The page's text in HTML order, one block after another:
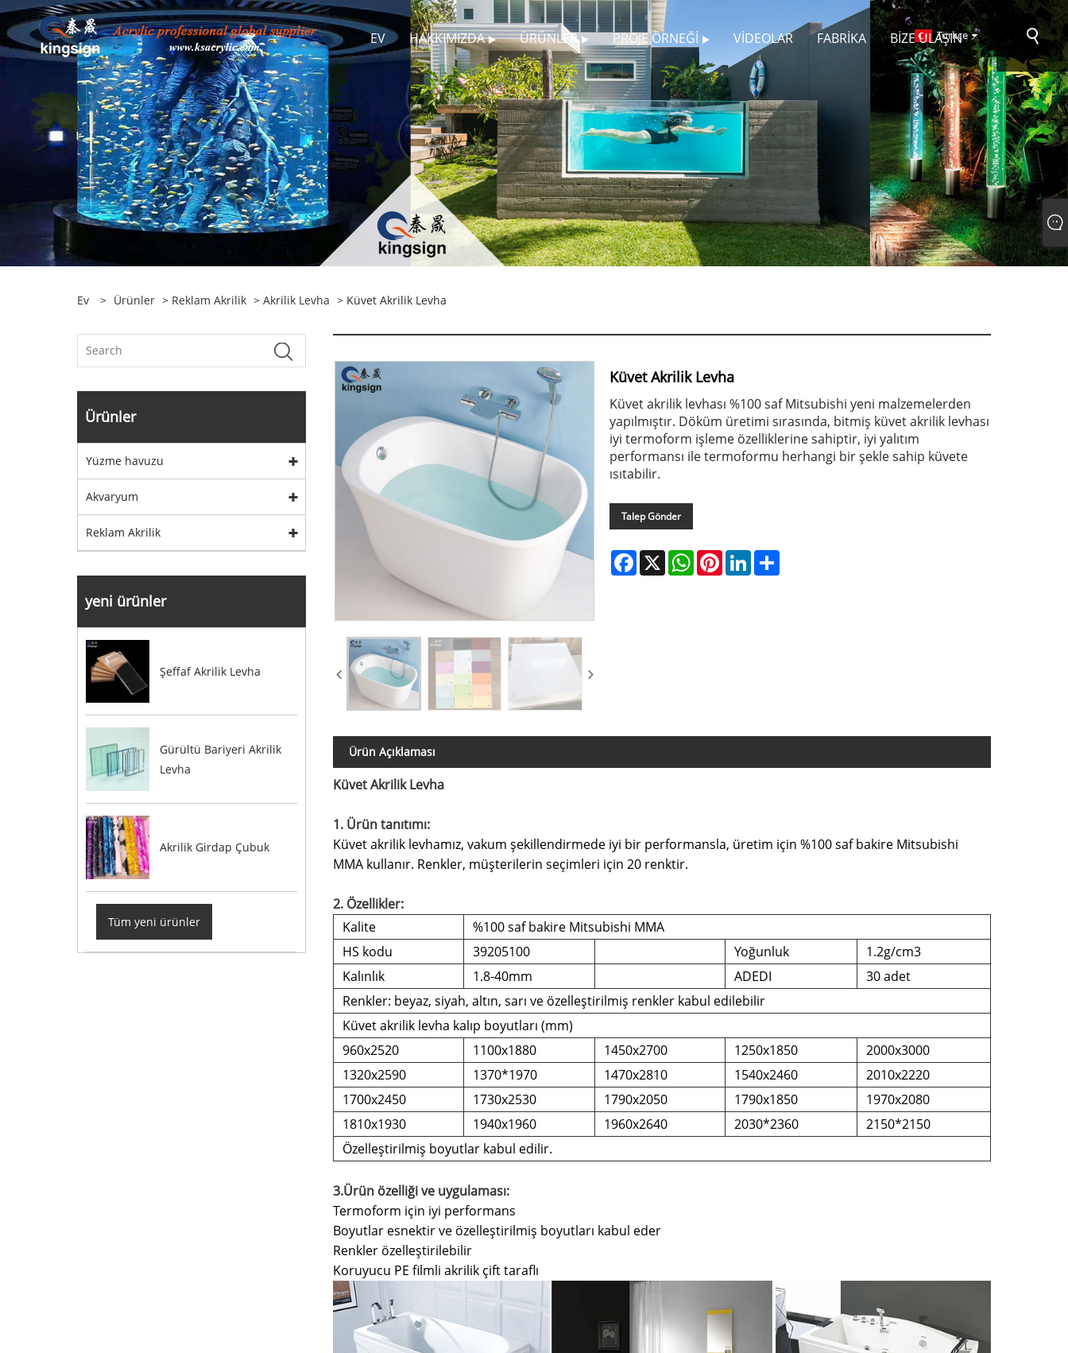
EV HAKKIMIZDA ÜRÜNLER PROJE ÖRNEĞI VIDEOLAR FABRIKA BIZE ULAŞIN
Türkçe
Ev > Ürünler > Reklam Akrilik > Akrilik Levha > Küvet Akrilik Levha
Ürünler
Yüzme havuzu
Akvaryum
Reklam Akrilik
yeni ürünler
Şeffaf Akrilik Levha
Gürültü Bariyeri Akrilik
Levha
Akrilik Girdap Çubuk
Tüm yeni ürünler
Küvet Akrilik Levha
Küvet akrilik levhası %100 saf Mitsubishi yeni malzemelerden
yapılmıştır. Döküm üretimi sırasında, bitmiş küvet akrilik levhası
iyi termoform işleme özelliklerine sahiptir, iyi yalıtım
performansı ile termoformu herhangi bir şekle sahip küvete
ısıtabilir.
Talep Gönder
Facebook
X WhatsAppPinterestLinkedInShare
Ürün Açıklaması
Küvet Akrilik Levha
1. Ürün tanıtımı:
Küvet akrilik levhamız, vakum şekillendirmede iyi bir performansla, üretim için %100 saf bakire Mitsubishi
MMA kullanır. Renkler, müşterilerin seçimleri için 20 renktir.
2. Özellikler:
Kalite
%100 saf bakire Mitsubishi MMA
HS kodu
39205100 Yoğunluk
1.2g/cm3
Kalınlık
1.8-40mm ADEDI
30 adet
Renkler: beyaz, siyah, altın, sarı ve özelleştirilmiş renkler kabul edilebilir
Küvet akrilik levha kalıp boyutları (mm)
960x2520
1100x1880 1450x2700 1250x1850
2000x3000
1320x2590
1370*1970 1470x2810 1540x2460
2010x2220
1700x2450
1730x2530 1790x2050 1790x1850
1970x2080
1810x1930
1940x1960 1960x2640 2030*2360
2150*2150
Özelleştirilmiş boyutlar kabul edilir.
3.Ürün özelliği ve uygulaması:
Termoform için iyi performans
Boyutlar esnektir ve özelleştirilmiş boyutları kabul eder
Renkler özelleştirilebilir
Koruyucu PE filmli akrilik çift taraflı